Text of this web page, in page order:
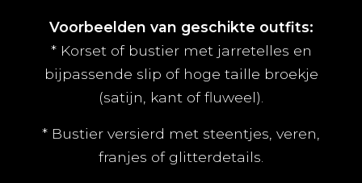
Voorbeelden van geschikte outfits:
* Korset of bustier met jarretelles en
bijpassende slip of hoge taille broekje
(satijn, kant of fluweel).
* Bustier versierd met steentjes, veren,
franjes of glitterdetails.